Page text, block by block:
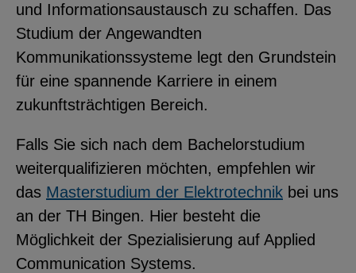
und Informationsaustausch zu schaffen. Das
Studium der Angewandten
Kommunikationssysteme legt den Grundstein
für eine spannende Karriere in einem
zukunftsträchtigen Bereich.
Falls Sie sich nach dem Bachelorstudium
weiterqualifizieren möchten, empfehlen wir
das Masterstudium der Elektrotechnik bei uns
an der TH Bingen. Hier besteht die
Möglichkeit der Spezialisierung auf Applied
Communication Systems.